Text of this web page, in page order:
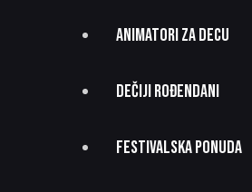
ANIMATORI ZA DECU
DEČIJI ROĐENDANI
FESTIVALSKA PONUDA